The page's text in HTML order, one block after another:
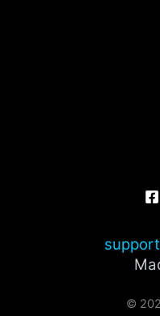
©